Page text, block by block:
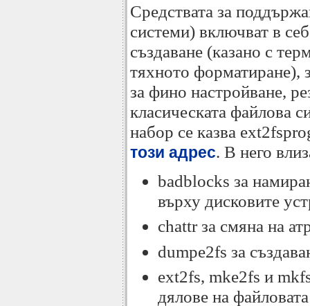
Средствата за
системи) включват в
създаване (казано с
тяхното форматиране),
за фино настройване,
класическата файлова
набор се казва
този адрес. В него
badblocks за
върху дисковите
chattr за смяна на
dumpe2fs за
ext2fs, mke2fs и
дялове на